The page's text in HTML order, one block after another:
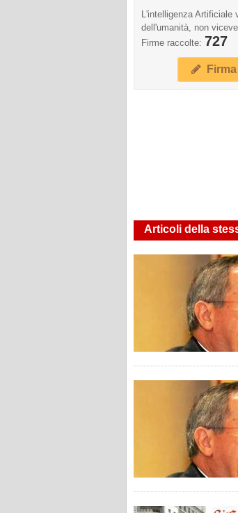
L'intelligenza
dell'umanità, non
Firme raccolte: 727
Firma
Articoli della